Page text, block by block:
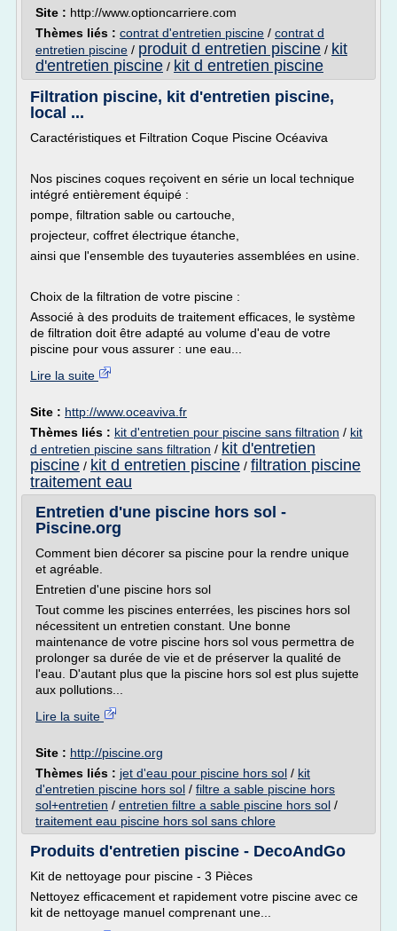
Site : http://www.optioncarriere.com
Thèmes liés : contrat d'entretien piscine / contrat d
entretien piscine / produit d entretien piscine / kit
d'entretien piscine / kit d entretien piscine
Filtration piscine, kit d'entretien piscine,
local ...
Caractéristiques et Filtration Coque Piscine Océaviva
Nos piscines coques reçoivent en série un local technique
intégré entièrement équipé :
pompe, filtration sable ou cartouche,
projecteur, coffret électrique étanche,
ainsi que l'ensemble des tuyauteries assemblées en usine.
Choix de la filtration de votre piscine :
Associé à des produits de traitement efficaces, le système
de filtration doit être adapté au volume d'eau de votre
piscine pour vous assurer : une eau...
Lire la suite
Site : http://www.oceaviva.fr
Thèmes liés : kit d'entretien pour piscine sans filtration / kit
d entretien piscine sans filtration / kit d'entretien
piscine / kit d entretien piscine / filtration piscine
traitement eau
Entretien d'une piscine hors sol -
Piscine.org
Comment bien décorer sa piscine pour la rendre unique
et agréable.
Entretien d'une piscine hors sol
Tout comme les piscines enterrées, les piscines hors sol
nécessitent un entretien constant. Une bonne
maintenance de votre piscine hors sol vous permettra de
prolonger sa durée de vie et de préserver la qualité de
l'eau. D'autant plus que la piscine hors sol est plus sujette
aux pollutions...
Lire la suite
Site : http://piscine.org
Thèmes liés : jet d'eau pour piscine hors sol / kit
d'entretien piscine hors sol / filtre a sable piscine hors
sol+entretien / entretien filtre a sable piscine hors sol /
traitement eau piscine hors sol sans chlore
Produits d'entretien piscine - DecoAndGo
Kit de nettoyage pour piscine - 3 Pièces
Nettoyez efficacement et rapidement votre piscine avec ce
kit de nettoyage manuel comprenant une...